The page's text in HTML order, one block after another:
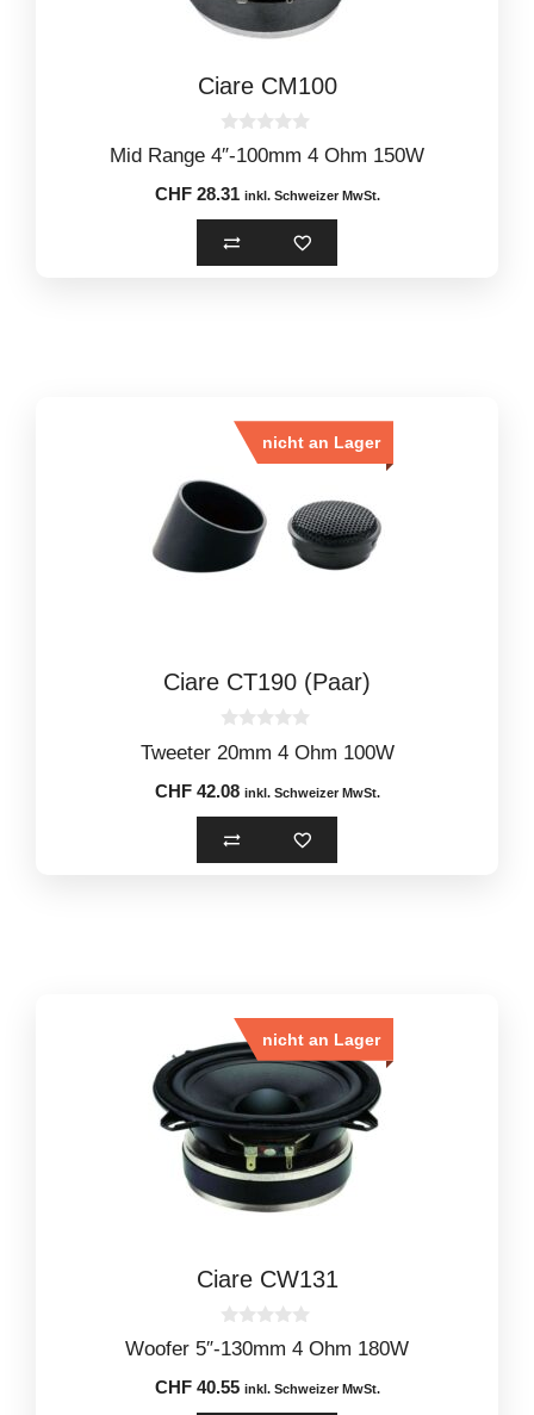
Ciare CM100
0
o
t
5
Mid Range 4″-100mm 4 Ohm 150W
CHF28.31 inkl. Schweizer MwSt.
nicht an Lager
Ciare CT190 (Paar)
0
o
t
5
Tweeter 20mm 4 Ohm 100W
CHF42.08 inkl. Schweizer MwSt.
nicht an Lager
Ciare CW131
0
o
t
Woofer 5″-130mm 4 Ohm 180W
CHF40.55 inkl. Schweizer MwSt.